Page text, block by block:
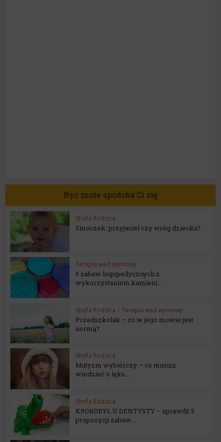
Być może spodoba Ci się
Strefa Rodzica
Smoczek: przyjaciel czy wróg dziecka?
Terapia wad wymowy
5 zabaw logopedycznych z
wykorzystaniem kamieni...
Strefa Rodzica • Terapia wad wymowy
Przedszkolak – co w jego mowie jest
normą?
Strefa Rodzica
Mutyzm wybiórczy – co musisz
wiedzieć o lęku...
Strefa Rodzica
KROKODYL U DENTYSTY – sprawdź 5
propozycji zabaw...